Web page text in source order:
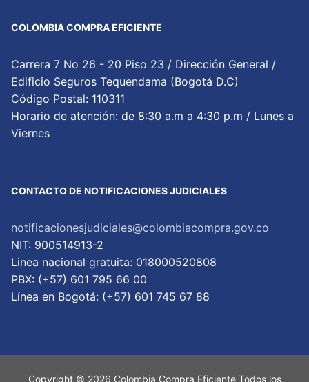
COLOMBIA COMPRA EFICIENTE
Carrera 7 No 26 - 20 Piso 23 / Dirección General /
Edificio Seguros Tequendama (Bogotá D.C)
Código Postal: 110311
Horario de atención: de 8:30 a.m a 4:30 p.m / Lunes a
Viernes
CONTACTO DE NOTIFICACIONES JUDICIALES
notificacionesjudiciales@colombiacompra.gov.co
NIT: 900514913-2
Linea nacional gratuita: 018000520808
PBX: (+57) 601 795 66 00
Lí­nea en Bogotá: (+57) 601 745 67 88
Copyright © 2026 Colombia Compra Eficiente Todos los